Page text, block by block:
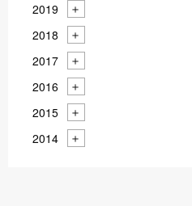
2019
2018
2017
2016
2015
2014